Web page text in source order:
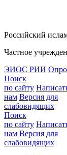
Российский
Частное
ЭИОС РИИ
Поиск
по сайту
нам Версия для
слабовидящих
Поиск
по сайту
нам Версия для
слабовидящих